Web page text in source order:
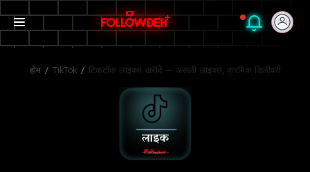
होम / TikTok / टिकटॉक लाइक्स खरीदें — असली लाइक्स, क्रमिक डिलीवरी